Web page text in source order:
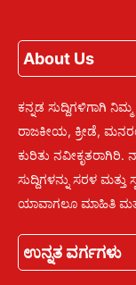
About Us
ಕನ್ನಡ ಸುದ್ದಿಗಳಿಗಾಗಿ
ರಾಜಕೀಯ, ಕ್ರೀಡೆ,
ಕುರಿತು ನವೀಕೃತರಾಗಿರಿ.
ಸುದ್ದಿಗಳನ್ನು ಸರಳ
ಯಾವಾಗಲೂ ಮಾಹಿತಿ
ಉನ್ನತ ವರ್ಗಗಳು